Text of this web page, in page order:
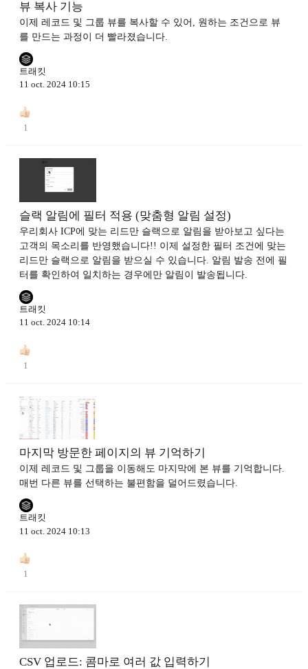
뷰 복사 기능
이제 레코드 및 그룹 뷰를 복사할 수 있어, 원하는 조건으로 뷰
를 만드는 과정이 더 빨라졌습니다.
트래킷
11 oct. 2024 10:15
1
슬랙 알림에 필터 적용 (맞춤형 알림 설정)
우리회사 ICP에 맞는 리드만 슬랙으로 알림을 받아보고 싶다는
고객의 목소리를 반영했습니다!! 이제 설정한 필터 조건에 맞는
리드만 슬랙으로 알림을 받으실 수 있습니다. 알림 발송 전에 필
터를 확인하여 일치하는 경우에만 알림이 발송됩니다.
트래킷
11 oct. 2024 10:14
1
마지막 방문한 페이지의 뷰 기억하기
이제 레코드 및 그룹을 이동해도 마지막에 본 뷰를 기억합니다.
매번 다른 뷰를 선택하는 불편함을 덜어드렸습니다.
트래킷
11 oct. 2024 10:13
1
CSV 업로드: 콤마로 여러 값 입력하기